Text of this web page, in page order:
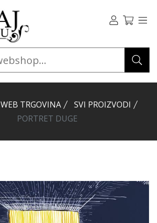
WEB TRGOVINA
SVI PROIZVODI
PORTRET DUGE